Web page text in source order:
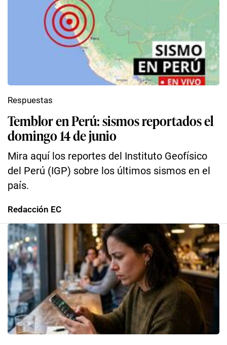
Temblor en Perú: sismos reportados el
domingo 14 de junio
Mira aquí los reportes del Instituto Geofísico
del Perú (IGP) sobre los últimos sismos en el
país.
Respuestas
Redacción EC